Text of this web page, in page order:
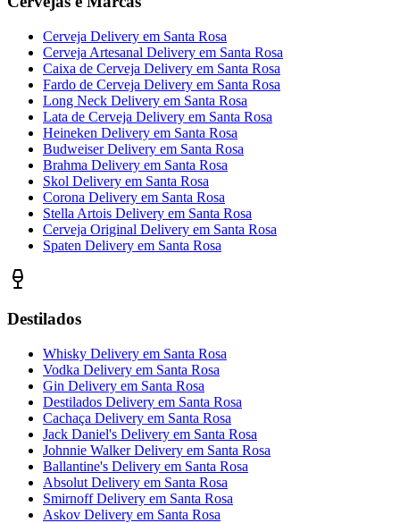
Cerveja Delivery em Santa Rosa
Cerveja Artesanal Delivery em Santa Rosa
Caixa de Cerveja Delivery em Santa Rosa
Fardo de Cerveja Delivery em Santa Rosa
Long Neck Delivery em Santa Rosa
Lata de Cerveja Delivery em Santa Rosa
Heineken Delivery em Santa Rosa
Budweiser Delivery em Santa Rosa
Brahma Delivery em Santa Rosa
Skol Delivery em Santa Rosa
Corona Delivery em Santa Rosa
Stella Artois Delivery em Santa Rosa
Cerveja Original Delivery em Santa Rosa
Spaten Delivery em Santa Rosa
Destilados
Whisky Delivery em Santa Rosa
Vodka Delivery em Santa Rosa
Gin Delivery em Santa Rosa
Destilados Delivery em Santa Rosa
Cachaça Delivery em Santa Rosa
Jack Daniel's Delivery em Santa Rosa
Johnnie Walker Delivery em Santa Rosa
Ballantine's Delivery em Santa Rosa
Absolut Delivery em Santa Rosa
Smirnoff Delivery em Santa Rosa
Askov Delivery em Santa Rosa